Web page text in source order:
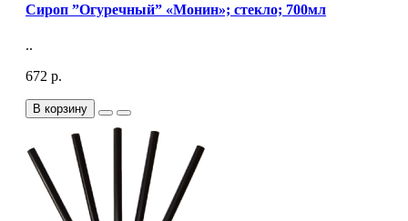
Сироп ”Огуречный” «Монин»; стекло; 700мл
..
672 р.
В корзину